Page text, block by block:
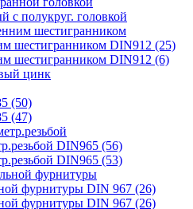
с полукруг. головкой
шестигранником
шестигранником DIN912 (25)
шестигранником DIN912 (6)
цинк
(50)
(47)
DIN965 (56)
DIN965 (53)
фурнитуры
фурнитуры DIN 967 (26)
фурнитуры DIN 967 (26)